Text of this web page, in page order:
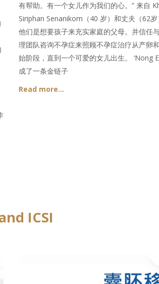
有帮助。有一个女儿作为我们的心。” 来自
Siriphan Senanikom（40 岁）和丈夫（62岁
他们是想要孩子来充实家庭的父母。并信任
理团队咨询不孕症来照顾不孕症治疗从产卵
始阶段，直到一个可爱的女儿出生。 ‘Nong
成了一条金链子
Read more…
ICSI